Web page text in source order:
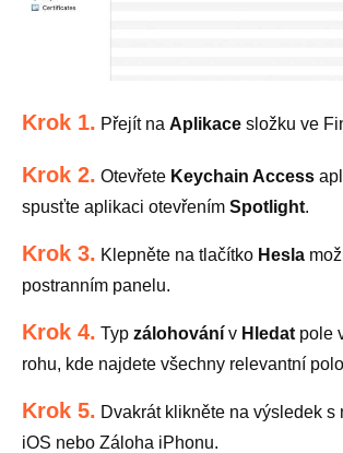
Krok 1. Přejít na Aplikace složku ve
Krok 2. Otevřete Keychain Access
spusťte aplikaci otevřením Spotlight.
Krok 3. Klepněte na tlačítko Hesla
postranním panelu.
Krok 4. Typ zálohování v Hledat pole
rohu, kde najdete všechny relevantní
Krok 5. Dvakrát klikněte na výsledek s
iOS nebo Záloha iPhonu.